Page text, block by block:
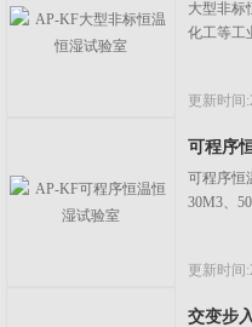
大型非标
化工等工
更新时间
可程序
可程序恒
30M3、
更新时间
交变步